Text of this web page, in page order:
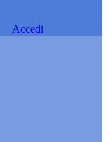
Accedi